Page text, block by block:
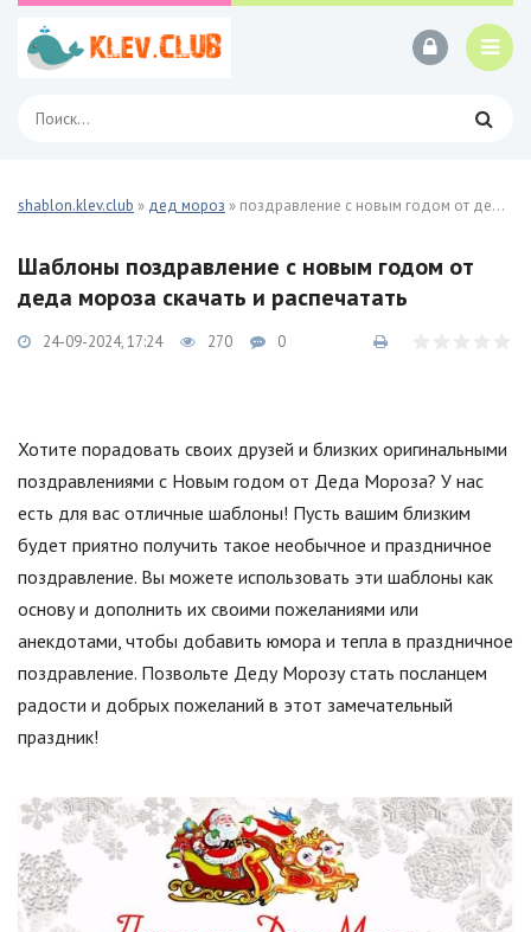
shablon.klev.club » дед мороз » поздравление с новым годом от деда мороза 29 фото
Шаблоны поздравление с новым годом от
деда мороза скачать и распечатать
24-09-2024, 17:24 270 0
Хотите порадовать своих друзей и близких оригинальными
поздравлениями с Новым годом от Деда Мороза? У нас
есть для вас отличные шаблоны! Пусть вашим близким
будет приятно получить такое необычное и праздничное
поздравление. Вы можете использовать эти шаблоны как
основу и дополнить их своими пожеланиями или
анекдотами, чтобы добавить юмора и тепла в праздничное
поздравление. Позвольте Деду Морозу стать посланцем
радости и добрых пожеланий в этот замечательный
праздник!